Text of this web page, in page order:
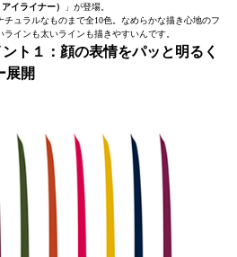
イライナー）
」が登場。
ュラルなものまで全10色。なめらかな描き心地のフ
インも太いラインも描きやすいんです。
ト１：顔の表情をパッと明るく
展開